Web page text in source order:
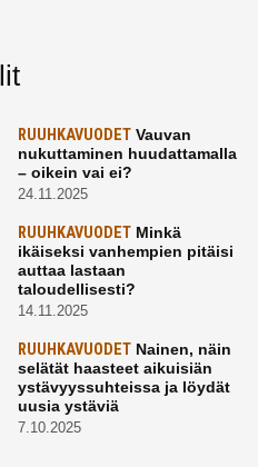
RUUHKAVUODETVauvan
nukuttaminen huudattamalla
– oikein vai ei?
24.11.2025
RUUHKAVUODETMinkä
ikäiseksi vanhempien pitäisi
auttaa lastaan
taloudellisesti?
14.11.2025
RUUHKAVUODETNainen, näin
selätät haasteet aikuisiän
ystävyyssuhteissa ja löydät
uusia ystäviä
7.10.2025